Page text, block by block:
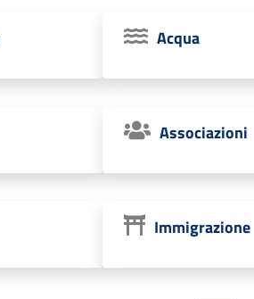
Acqua
Associazioni
Immigrazione